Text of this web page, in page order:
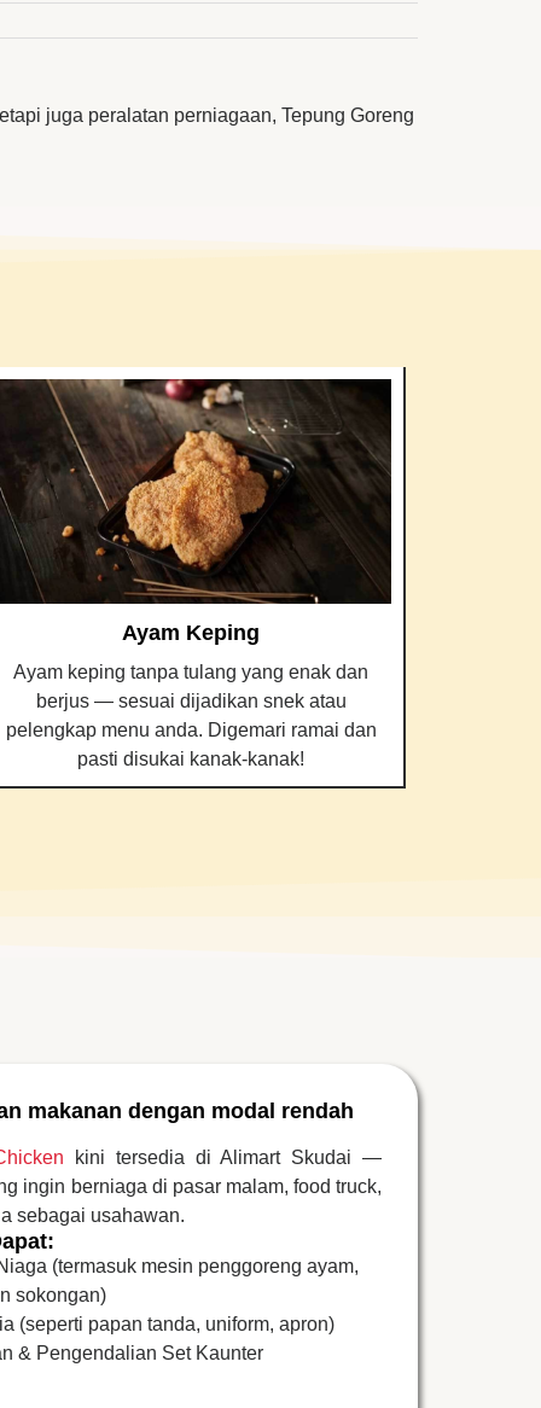
juga peralatan perniagaan, Tepung Goreng
Ayam Keping
Ayam keping tanpa tulang yang enak dan
berjus — sesuai dijadikan snek atau
pelengkap menu anda. Digemari ramai dan
pasti disukai kanak-kanak!
makanan dengan modal rendah
kini tersedia di Alimart Skudai —
ingin berniaga di pasar malam, food truck,
sebagai usahawan.
(termasuk mesin penggoreng ayam,
sokongan)
(seperti papan tanda, uniform, apron)
& Pengendalian Set Kaunter